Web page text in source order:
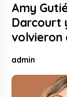
Amy
Darcourt
volvieron
admin